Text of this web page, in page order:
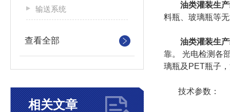
输送系统
查看全部
相关文章
油类灌装生
料瓶、玻璃瓶等
油类灌装生
靠。 光电检测各
璃瓶及PET瓶子
技术参数：